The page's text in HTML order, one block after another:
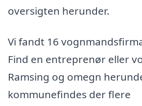
oversigten herunder.
Vi fandt 16
Find en entreprenør eller
Ramsing og omegn
kommunefindes der flere